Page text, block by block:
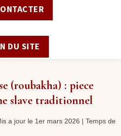
DU SITE
(roubakha) : piece
slave traditionnel
a jour le 1er mars 2026 | Temps de